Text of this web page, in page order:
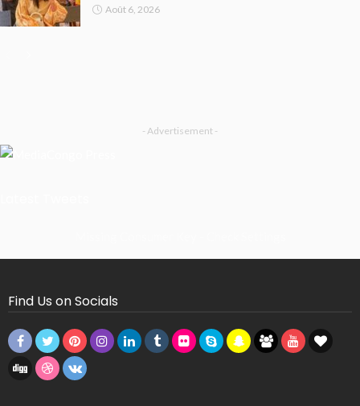
Août 6, 2026
- Advertisement -
Find Us on Socials